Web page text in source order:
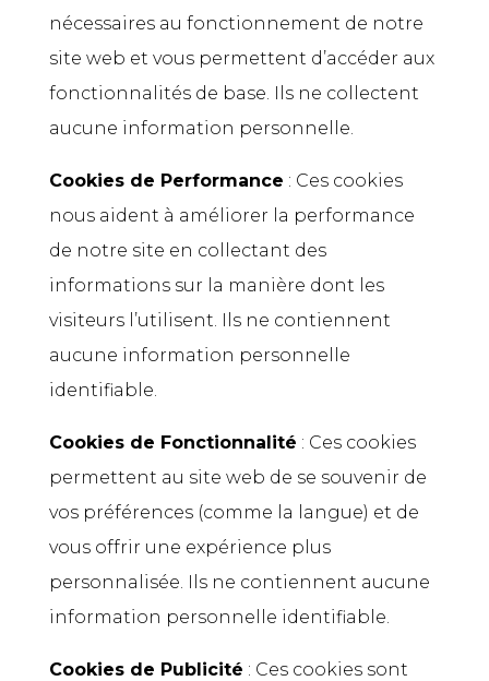
nécessaires au fonctionnement de notre
site web et vous permettent d’accéder aux
fonctionnalités de base. Ils ne collectent
aucune information personnelle.
Cookies de Performance : Ces cookies
nous aident à améliorer la performance
de notre site en collectant des
informations sur la manière dont les
visiteurs l’utilisent. Ils ne contiennent
aucune information personnelle
identifiable.
Cookies de Fonctionnalité : Ces cookies
permettent au site web de se souvenir de
vos préférences (comme la langue) et de
vous offrir une expérience plus
personnalisée. Ils ne contiennent aucune
information personnelle identifiable.
Cookies de Publicité : Ces cookies sont